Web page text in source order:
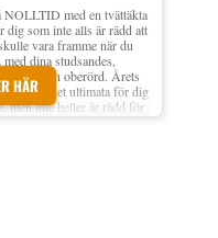
HÄR
NOLLTID med en tvättäkta
som inte alls är rädd att
vara framme när du
dina studsandes,
någon oberörd. Årets
Gul är det ultimata för dig
men inte heller är rädd för